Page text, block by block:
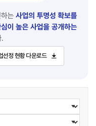
는 사업의 투명성 확보를
이 높은 사업을 공개하는
선정 현황 다운로드